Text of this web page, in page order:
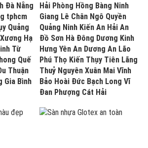
Đà Nẵng
tphcm
Quảng
Hạ
Từ
Quế
Thuận
Gia Bình
Hải Phòng Hồng Bàng Ninh
Giang Lê Chân Ngô Quyền
Quảng Ninh Kiến An Hải An
Đồ Sơn Hà Đông Dương Kinh
Hưng Yên An Dương An Lão
Phú Thọ Kiến Thụy Tiên Lãng
Thuỷ Nguyên Xuân Mai Vĩnh
Bảo Hoài Đức Bạch Long Vĩ
Đan Phượng Cát Hải